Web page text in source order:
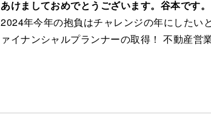
あけましておめでとうございます。谷本です。
2024年今年の抱負はチャレンジの年にしたい
ァイナンシャルプランナーの取得！ 不動産営